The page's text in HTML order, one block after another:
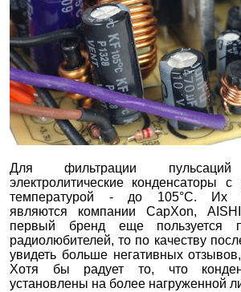
Для фильтрации пульсаций
электролитические конденсаторы
температурой - до 105°C. Их
являются компании CapXon,
первый бренд еще пользуется
радиолюбителей, то по качеству
увидеть больше негативных
Хотя бы радует то, что
установлены на более нагруженной